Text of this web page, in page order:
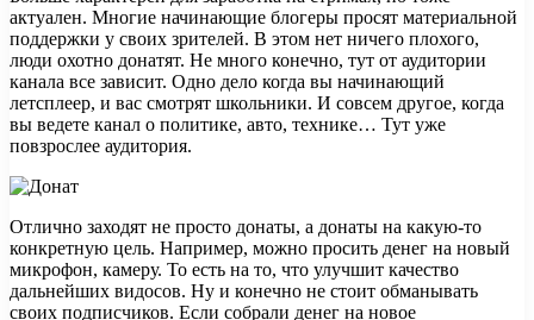
актуален. Многие начинающие блогеры просят материальной
поддержки у своих зрителей. В этом нет ничего плохого,
люди охотно донатят. Не много конечно, тут от аудитории
канала все зависит. Одно дело когда вы начинающий
летсплеер, и вас смотрят школьники. И совсем другое, когда
вы ведете канал о политике, авто, технике… Тут уже
повзрослее аудитория.
Отлично заходят не просто донаты, а донаты на какую-то
конкретную цель. Например, можно просить денег на новый
микрофон, камеру. То есть на то, что улучшит качество
дальнейших видосов. Ну и конечно не стоит обманывать
своих подписчиков. Если собрали денег на новое